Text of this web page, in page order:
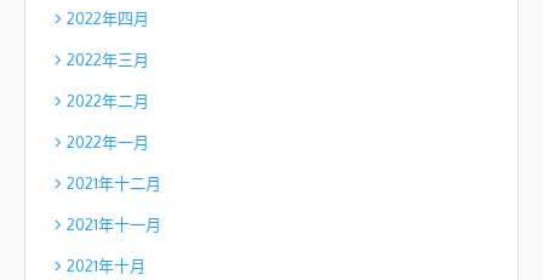
2022年四月
2022年三月
2022年二月
2022年一月
2021年十二月
2021年十一月
2021年十月